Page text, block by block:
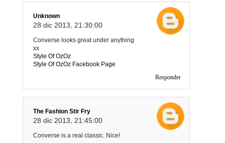
Unknown
28 dic 2013, 21:30:00
Converse looks great under anything
xx
Style Of OzOz
Style Of OzOz Facebook Page
Responder
The Fashion Stir Fry
28 dic 2013, 21:45:00
Converse is a real classic. Nice!